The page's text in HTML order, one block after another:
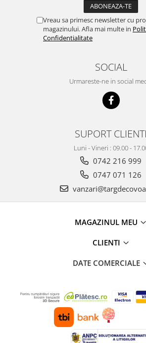
Vreau sa primesc newsletter cu
magazinului. Afla mai multe in
Confidentialitate
SOCIAL
Urmareste-ne in social
SUPORT CLIENTI
Luni - Vineri : 09.00 -
0742 216 999
0747 071 126
MAGAZINUL MEU
CLIENTI
DATE COMERCIALE